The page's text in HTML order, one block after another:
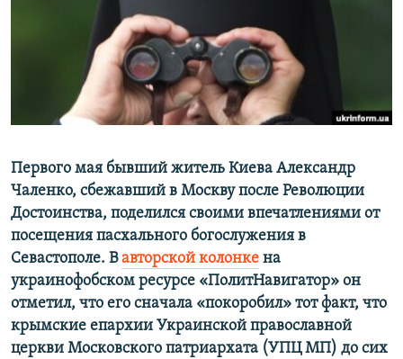
ПОБЕДИТЕЛЕЙ НЕ СУДЯТ?
КРЫМ.НЕПОКОРЕННЫЙ
УКРАИНСКАЯ ПРОБЛЕМА КРЫМА
ПРИСОЕДИНЯЙТЕСЬ!
Первого мая бывший житель Киева Александр
Чаленко, сбежавший в Москву после Революции
Достоинства, поделился своими впечатлениями от
посещения пасхального богослужения в
Севастополе. Вавторской колонке на
украинофобском ресурсе «ПолитНавигатор» он
отметил, что его сначала «покоробил» тот факт, что
крымские епархии Украинской православной
церкви Московского патриархата (УПЦ МП) до сих